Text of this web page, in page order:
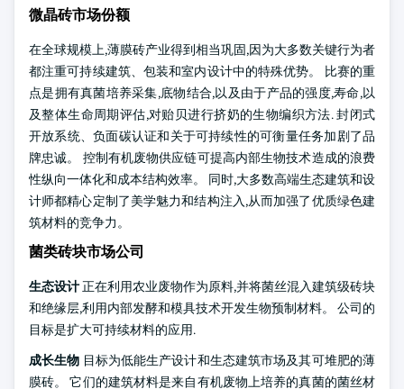
微晶砖市场份额
在全球规模上,薄膜砖产业得到相当巩固,因为大多数关键行为者
都注重可持续建筑、包装和室内设计中的特殊优势。 比赛的重
点是拥有真菌培养采集,底物结合,以及由于产品的强度,寿命,以
及整体生命周期评估,对贻贝进行挤奶的生物编织方法. 封闭式
开放系统、负面碳认证和关于可持续性的可衡量任务加剧了品
牌忠诚。 控制有机废物供应链可提高内部生物技术造成的浪费
性纵向一体化和成本结构效率。 同时,大多数高端生态建筑和设
计师都精心定制了美学魅力和结构注入,从而加强了优质绿色建
筑材料的竞争力。
菌类砖块市场公司
生态设计正在利用农业废物作为原料,并将菌丝混入建筑级砖块
和绝缘层,利用内部发酵和模具技术开发生物预制材料。 公司的
目标是扩大可持续材料的应用.
成长生物 目标为低能生产设计和生态建筑市场及其可堆肥的薄
膜砖。 它们的建筑材料是来自有机废物上培养的真菌的菌丝材